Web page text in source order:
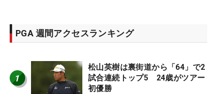
PGA 週間アクセスランキング
1
松山英樹は裏街道から「64」で2
試合連続トップ5 24歳がツアー
初優勝